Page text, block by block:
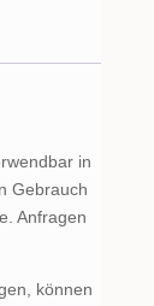
in
Gebrauch
Anfragen
können